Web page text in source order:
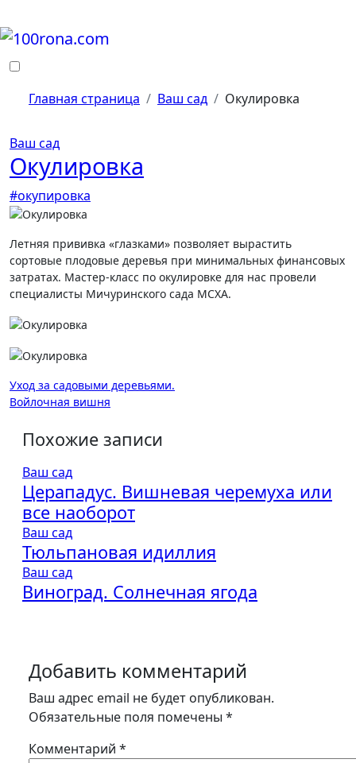
к
содержанию
Главная страница Ваш сад Окулировка
Ваш сад
Окулировка
#окупировка
Летняя прививка «глазками» позволяет вырастить
сортовые плодовые деревья при минимальных финансовых
затратах. Мастер-класс по окулировке для нас провели
специалисты Мичуринского сада МСХА.
Навигация
по
записям
Уход за садовыми деревьями.
Войлочная вишня
Похожие записи
Ваш сад
Церападус. Вишневая черемуха или
все наоборот
Ваш сад
Тюльпановая идиллия
Ваш сад
Виноград. Солнечная ягода
Добавить комментарий
Ваш адрес email не будет опубликован.
Обязательные поля помечены *
Комментарий *